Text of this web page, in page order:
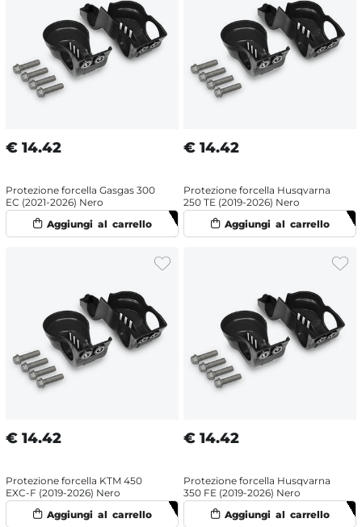
€ 14.42
Protezione forcella Gasgas 300
EC (2021-2026) Nero
€ 14.42
Protezione forcella Husqvarna
250 TE (2019-2026) Nero
€ 14.42
Protezione forcella KTM 450
EXC-F (2019-2026) Nero
€ 14.42
Protezione forcella Husqvarna
350 FE (2019-2026) Nero